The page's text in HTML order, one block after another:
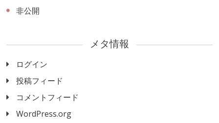
非公開
メタ情報
ログイン
投稿フィード
コメントフィード
WordPress.org